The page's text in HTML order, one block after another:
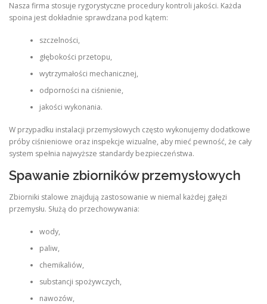
Nasza firma stosuje rygorystyczne procedury kontroli jakości. Każda
spoina jest dokładnie sprawdzana pod kątem:
szczelności,
głębokości przetopu,
wytrzymałości mechanicznej,
odporności na ciśnienie,
jakości wykonania.
W przypadku instalacji przemysłowych często wykonujemy dodatkowe
próby ciśnieniowe oraz inspekcje wizualne, aby mieć pewność, że cały
system spełnia najwyższe standardy bezpieczeństwa.
Spawanie zbiorników przemysłowych
Zbiorniki stalowe znajdują zastosowanie w niemal każdej gałęzi
przemysłu. Służą do przechowywania:
wody,
paliw,
chemikaliów,
substancji spożywczych,
nawozów,